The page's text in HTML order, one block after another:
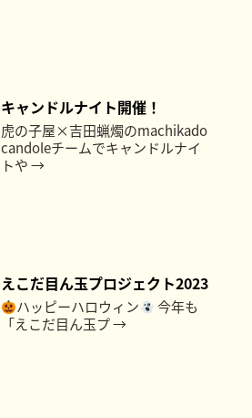
キャンドルナイト開催！
虎の子屋×吉田蝋燭のmachikado
candoleチームでキャンドルナイ
トや →
えこだ目ん玉プロジェクト2023
ハッピーハロウィン
今年も
「えこだ目ん玉プ →